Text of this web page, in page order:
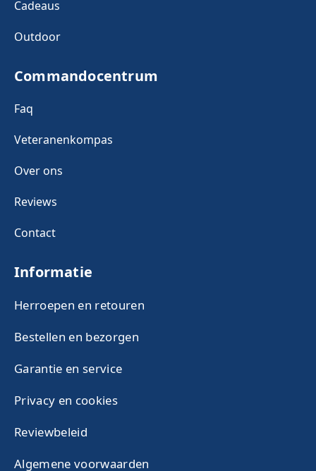
Cadeaus
Outdoor
Commandocentrum
Faq
Veteranenkompas
Over ons
Reviews
Contact
Informatie
Herroepen en retouren
Bestellen en bezorgen
Garantie en service
Privacy en cookies
Reviewbeleid
Algemene voorwaarden